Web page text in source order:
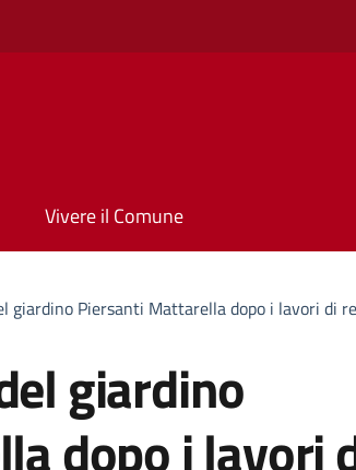
Vivere il Comune
giardino Piersanti Mattarella dopo i lavori di
giardino
dopo i lavori